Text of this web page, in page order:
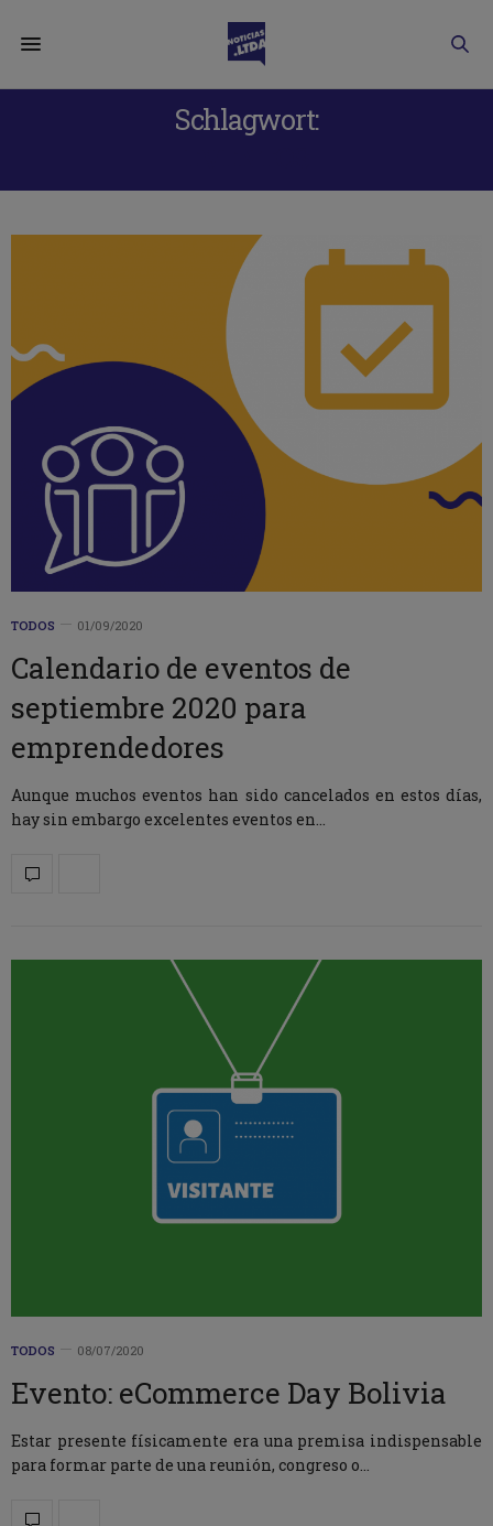
Schlagwort:
TODOS 01/09/2020
Calendario de eventos de
septiembre 2020 para
emprendedores
Aunque muchos eventos han sido cancelados en estos días,
hay sin embargo excelentes eventos en…
TODOS 08/07/2020
Evento: eCommerce Day Bolivia
Estar presente físicamente era una premisa indispensable
para formar parte de una reunión, congreso o…